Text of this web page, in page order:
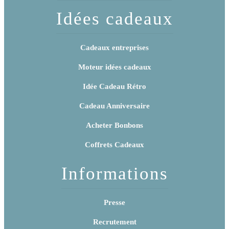
Idées cadeaux
Cadeaux entreprises
Moteur idées cadeaux
Idée Cadeau Rétro
Cadeau Anniversaire
Acheter Bonbons
Coffrets Cadeaux
Informations
Presse
Recrutement